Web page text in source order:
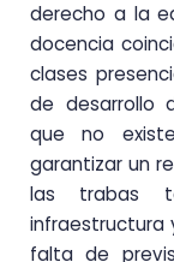
derecho a la
docencia
clases
de desarrollo
que no
garantizar un
las trabas
infraestructura
falta de